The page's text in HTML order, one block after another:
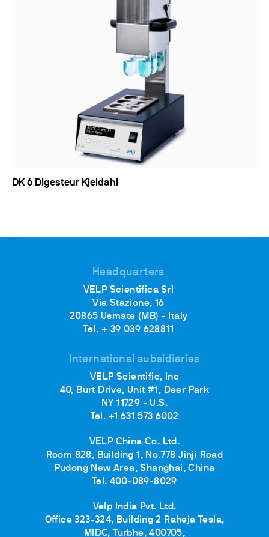
DK 6 Digesteur Kjeldahl
Headquarters
VELP Scientifica Srl
Via Stazione, 16
20865 Usmate (MB) - Italy
Tel. + 39 039 628811
International subsidiaries
VELP Scientific, Inc
40, Burt Drive, Unit #1, Deer Park
NY 11729 - U.S.
Tel. +1 631 573 6002
VELP China Co. Ltd.
Room 828, Building 1, No.778 Jinji Road
Pudong New Area, Shanghai, China
Tel. 400-089-8029
Velp India Pvt. Ltd.
Office 323-324, Building 2 Raheja Tesla,
MIDC, Turbhe, 400705,